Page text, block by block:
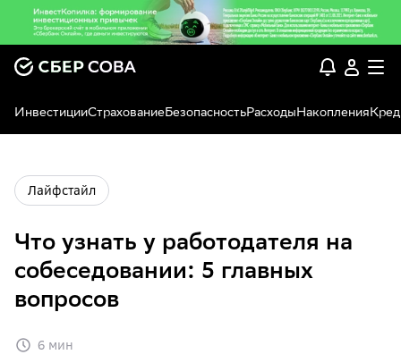
ИнвестицииСтрахованиеБезопасностьРасходыНакопления
Лайфстайл
Что узнать у работодателя на
собеседовании: 5 главных
вопросов
6 мин